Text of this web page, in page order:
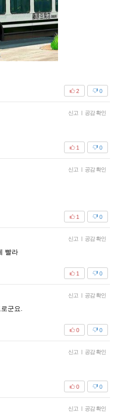
0
2
신고 공감 확인
0
1
신고 공감 확인
0
1
신고 공감 확인
빨라
0
1
신고 공감 확인
군요.
0
0
신고 공감 확인
0
0
신고 공감 확인